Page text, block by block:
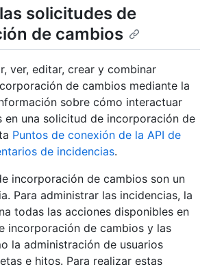
solicitudes de
de cambios
ver, editar, crear y combinar
de cambios mediante la
sobre cómo interactuar
en una solicitud de incorporación de
Puntos de conexión de la API de
de incidencias.
incorporación de cambios son un
Para administrar las incidencias, la
todas las acciones disponibles en
incorporación de cambios y las
la administración de usuarios
e hitos. Para realizar estas